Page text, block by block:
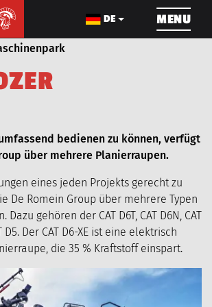
DE MENU
KABELBAU
PROJEKTE
KARRIERE
ZER
bedienen zu können, verfügt
über mehrere Planierraupen.
eines jeden Projekts gerecht zu
De Romein Group über mehrere Typen
gehören der CAT D6T, CAT D6N, CAT
D5. Der CAT D6-XE ist eine elektrisch
die 35 % Kraftstoff einspart.